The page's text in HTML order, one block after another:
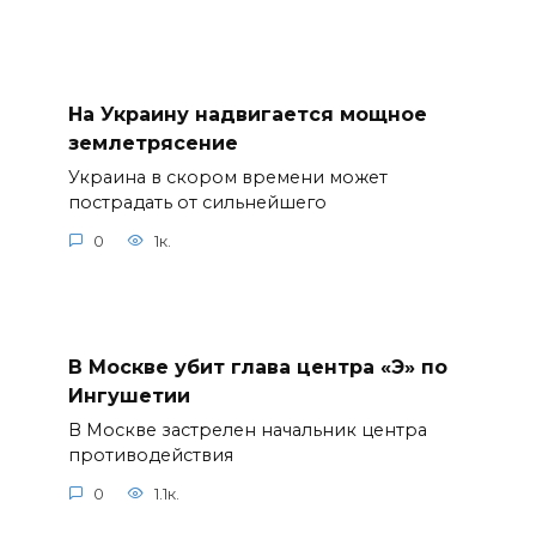
На Украину надвигается мощное
землетрясение
Украина в скором времени может
пострадать от сильнейшего
0 1к.
В Москве убит глава центра «Э» по
Ингушетии
В Москве застрелен начальник центра
противодействия
0 1.1к.